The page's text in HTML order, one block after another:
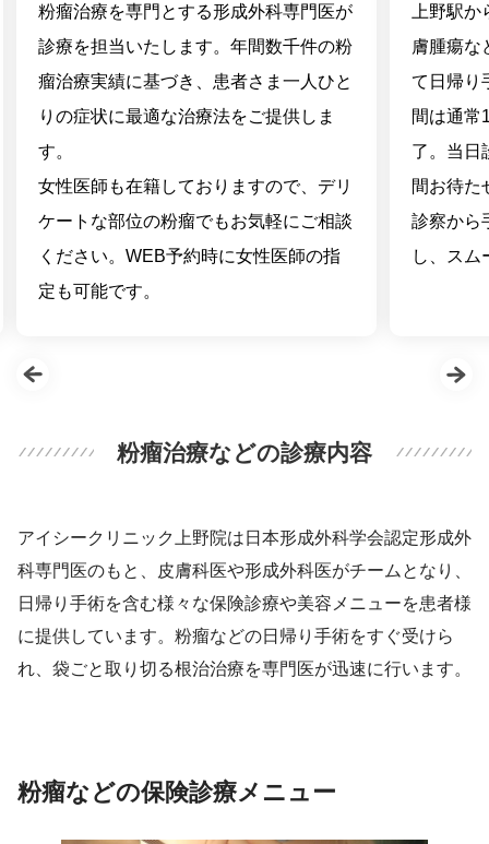
粉瘤治療を専門とする形成外科専門医が
診療を担当いたします。年間数千件の粉
瘤治療実績に基づき、患者さま一人ひと
りの症状に最適な治療法をご提供しま
す。
女性医師も在籍しておりますので、デリ
ケートな部位の粉瘤でもお気軽にご相談
ください。WEB予約時に女性医師の指
定も可能です。
上野駅
膚腫瘍な
て日帰り
間は通常
了。当日
間お待た
診察から
し、スム
粉瘤治療などの診療内容
アイシークリニック上野院は日本形成外科学会認定形成外
科専門医のもと、皮膚科医や形成外科医がチームとなり、
日帰り手術を含む様々な保険診療や美容メニューを患者様
に提供しています。粉瘤などの日帰り手術をすぐ受けら
れ、袋ごと取り切る根治治療を専門医が迅速に行います。
粉瘤などの保険診療メニュー